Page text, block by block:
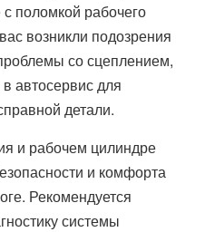
поломкой рабочего
возникли подозрения
со сцеплением,
автосервис для
детали.
и рабочем цилиндре
и комфорта
Рекомендуется
системы